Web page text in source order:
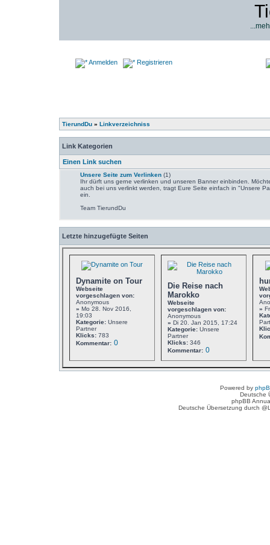
Anmelden Registrieren
TierundDu » Linkverzeichniss
Link Kategorien
Einen Link suchen
Unsere Seite zum Verlinken (1)
Ihr dürft uns gerne verlinken und unseren Banner einbinden.
auch bei uns verlinkt werden, tragt Eure Seite einfach in "Unsere
ein.
Team TierundDu
Letzte hinzugefügte Seiten
Dynamite on Tour
Webseite
vorgeschlagen von:
Anonymous
» Mo 28. Nov 2016,
19:03
Kategorie: Unsere
Partner
Klicks: 783
Kommentar: 0
Die Reise nach
Marokko
Webseite
vorgeschlagen von:
Anonymous
» Di 20. Jan 2015, 17:24
Kategorie: Unsere
Partner
Klicks: 346
Kommentar: 0
»
Powered by
Deutsche
phpBB
Deutsche Übersetzung durch